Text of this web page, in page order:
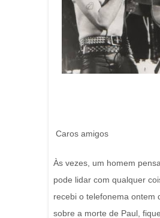
Caros amigos
Às vezes, um homem
pode lidar com qualquer
recebi o telefonema ontem
sobre a morte de Paul,